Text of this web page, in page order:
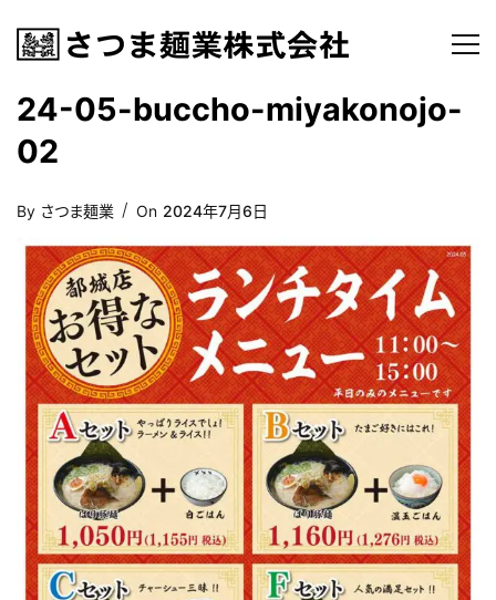
24-05-buccho-miyakonojo-
02
By さつま麺業
Posted
On 2024年7月6日